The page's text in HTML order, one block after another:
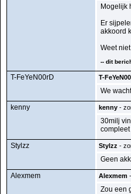
Mogelijk
Er
akkoord
Weet
-- dit
T-FeYeN00rD T-
We
kenny
kenny -
30milj
Stylzz
Stylzz -
Geen
Alexmem
Alexmem
Zou een